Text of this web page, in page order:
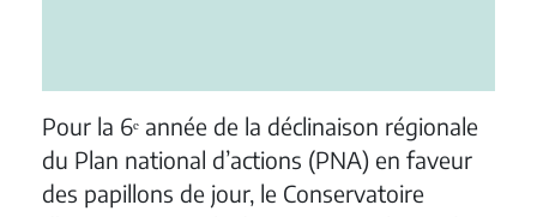
Pour la 6ᵉ année de la déclinaison régionale
du Plan national d’actions (PNA) en faveur
des papillons de jour, le Conservatoire